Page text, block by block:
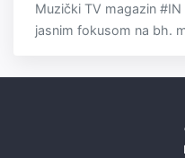
Muzički TV magazin
jasnim fokusom na bh.